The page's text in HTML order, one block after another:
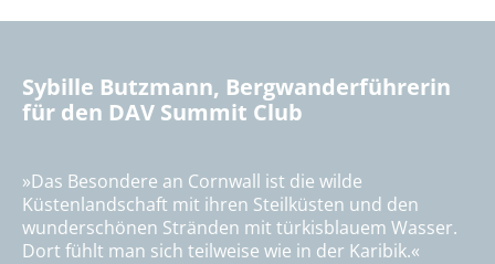
Sybille Butzmann, Bergwanderführerin
für den DAV Summit Club
»Das Besondere an Cornwall ist die wilde
Küstenlandschaft mit ihren Steilküsten und den
wunderschönen Stränden mit türkisblauem Wasser.
Dort fühlt man sich teilweise wie in der Karibik.«